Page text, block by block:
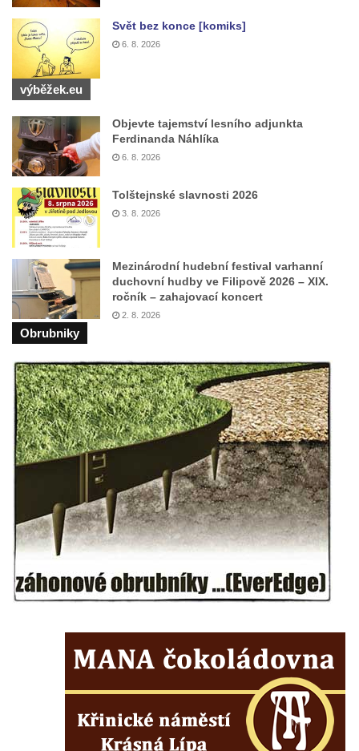
Svět bez konce [komiks]
6. 8. 2026
výběžek.eu
Objevte tajemství lesního adjunkta
Ferdinanda Náhlíka
6. 8. 2026
Tolštejnské slavnosti 2026
3. 8. 2026
Mezinárodní hudební festival varhanní
duchovní hudby ve Filipově 2026 – XIX.
ročník – zahajovací koncert
2. 8. 2026
Obrubniky